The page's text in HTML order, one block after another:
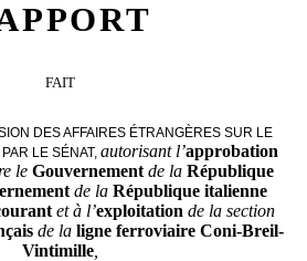
FAIT
DES AFFAIRES ÉTRANGÈRES SUR LE
LE SÉNAT, autorisant l’approbation
le Gouvernement de la République
de la République italienne
et à l’exploitation de la section
de la ligne ferroviaire Coni-Breil-
Vintimille,